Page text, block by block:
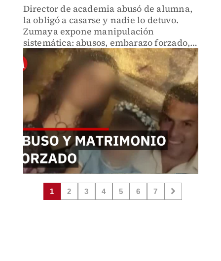
Director de academia abusó de alumna,
la obligó a casarse y nadie lo detuvo.
Zumaya expone manipulación
sistemática: abusos, embarazo forzado,
medicamentos para sedarla. Seis años
de violencia que la institución permitió.
¿Cuántas víctimas más hay?
1 2 3 4 5 6 7